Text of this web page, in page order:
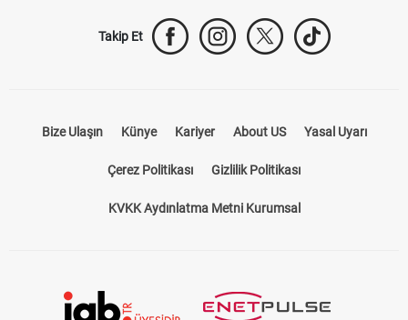
Takip Et
Bize Ulaşın Künye Kariyer About US Yasal Uyarı
Çerez Politikası Gizlilik Politikası
KVKK Aydınlatma Metni Kurumsal